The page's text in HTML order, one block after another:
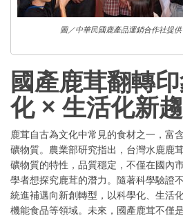
圖／中華民國鹿產品運銷合作社提供
國產鹿茸翻轉
化 × 生活化新
鹿茸自古為文化中常見的食材之一，富
礦物質。農業部研究指出，台灣水鹿鹿
礦物質的特性，品質穩定，不僅在國內
學者想探究鹿茸的潛力。隨著科學驗證
統進補邁向新創轉型，以科學化、生活
機能食品等領域。未來，國產鹿茸不僅